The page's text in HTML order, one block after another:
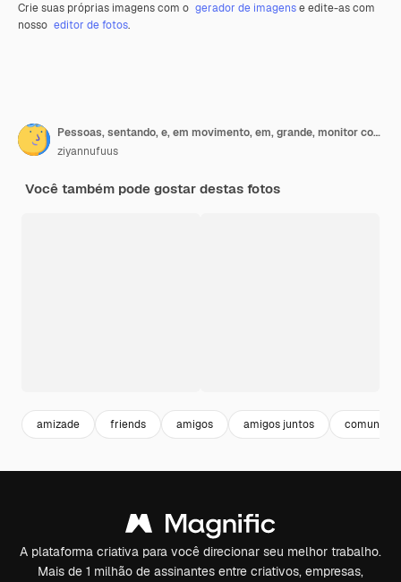
Crie suas próprias imagens com o gerador de imagense edite-as com
nosso editor de fotos.
Pessoas, sentando, e, em movimento, em, grande, monitor computador
ziyannufuus
Você também pode gostar destas fotos
amizade friends amigos amigos juntos comunica
A plataforma criativa para você direcionar seu melhor trabalho.
Mais de 1 milhão de assinantes entre criativos, empresas,